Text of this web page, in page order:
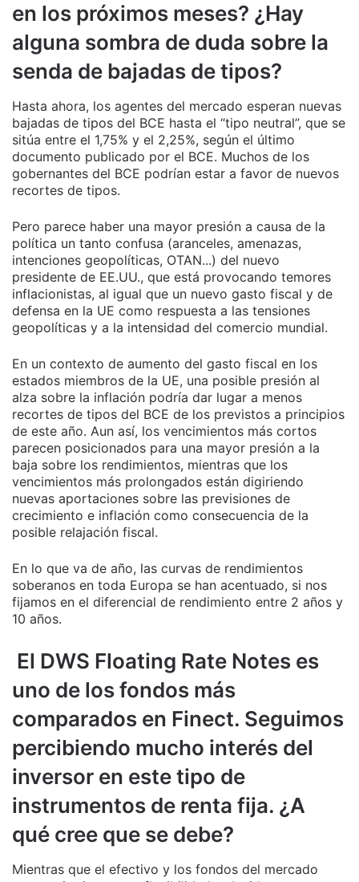
en los próximos meses? ¿Hay
alguna sombra de duda sobre la
senda de bajadas de tipos?
Hasta ahora, los agentes del mercado esperan nuevas
bajadas de tipos del BCE hasta el “tipo neutral”, que se
sitúa entre el 1,75% y el 2,25%, según el último
documento publicado por el BCE. Muchos de los
gobernantes del BCE podrían estar a favor de nuevos
recortes de tipos.
Pero parece haber una mayor presión a causa de la
política un tanto confusa (aranceles, amenazas,
intenciones geopolíticas, OTAN...) del nuevo
presidente de EE.UU., que está provocando temores
inflacionistas, al igual que un nuevo gasto fiscal y de
defensa en la UE como respuesta a las tensiones
geopolíticas y a la intensidad del comercio mundial.
En un contexto de aumento del gasto fiscal en los
estados miembros de la UE, una posible presión al
alza sobre la inflación podría dar lugar a menos
recortes de tipos del BCE de los previstos a principios
de este año. Aun así, los vencimientos más cortos
parecen posicionados para una mayor presión a la
baja sobre los rendimientos, mientras que los
vencimientos más prolongados están digiriendo
nuevas aportaciones sobre las previsiones de
crecimiento e inflación como consecuencia de la
posible relajación fiscal.
En lo que va de año, las curvas de rendimientos
soberanos en toda Europa se han acentuado, si nos
fijamos en el diferencial de rendimiento entre 2 años y
10 años.
El DWS Floating Rate Notes es
uno de los fondos más
comparados en Finect. Seguimos
percibiendo mucho interés del
inversor en este tipo de
instrumentos de renta fija. ¿A
qué cree que se debe?
Mientras que el efectivo y los fondos del mercado